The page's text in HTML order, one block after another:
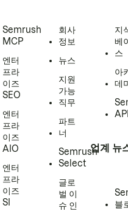
Semrush
MCP
엔터
프라
이즈
SEO
엔터
프라
이즈
AIO
엔터
프라
이즈
SI
회사
정보
뉴스
지원
가능
직무
파트
너
Semrush
Select
글로
벌 이
슈 인
지
베
스
아
데
업계 뉴
블